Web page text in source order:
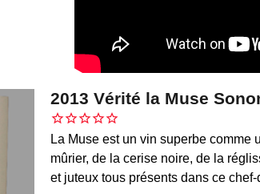
2013 Vérité la Muse
La Muse est un vin superbe comme
mûrier, de la cerise noire, de la
et juteux tous présents dans ce